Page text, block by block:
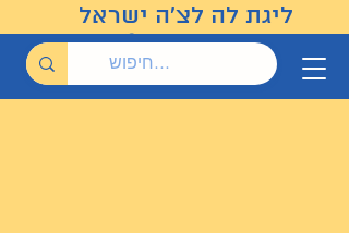
ליגת לה לצ'ה ישראל